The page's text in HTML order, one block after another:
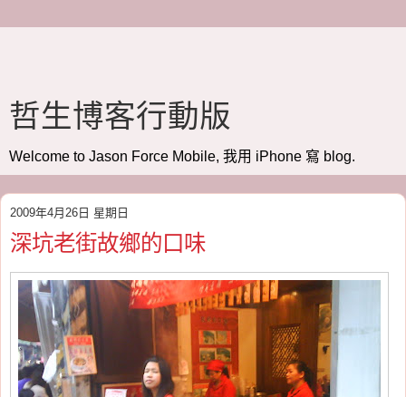
哲生博客行動版
Welcome to Jason Force Mobile, 我用 iPhone 寫 blog.
2009年4月26日 星期日
深坑老街故鄉的口味